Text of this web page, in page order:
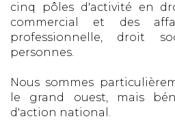
cinq pôles d'activité en
commercial et des
professionnelle, droit
personnes.
Nous sommes
le grand ouest, mais
d'action national.